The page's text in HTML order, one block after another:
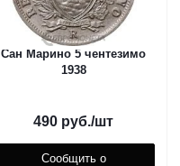
Сан Марино 5 чентезимо
1938
490 руб./шт
Сообщить о